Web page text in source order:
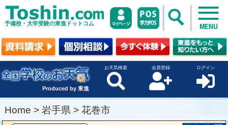
予備校・大学受験の東進ドットコム MENU
Produced by 東進
お天気検索 会員登録 ログイン
Home > 岩手県 > 花巻市